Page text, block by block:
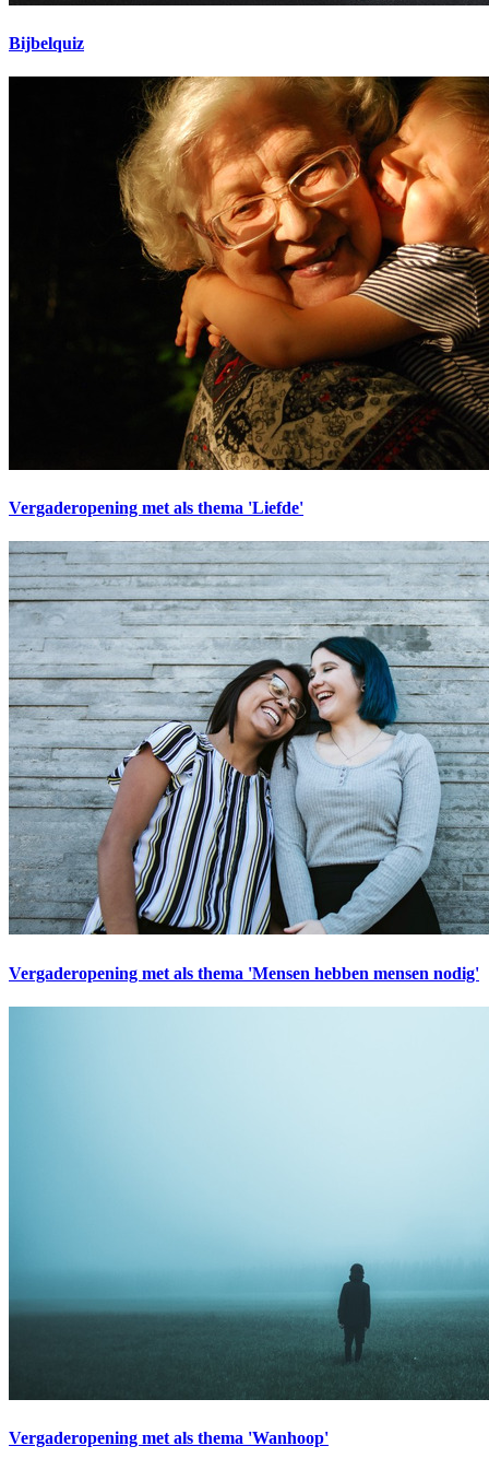
Bijbelquiz
Vergaderopening met als thema 'Liefde'
Vergaderopening met als thema 'Mensen hebben mensen nodig'
Vergaderopening met als thema 'Wanhoop'